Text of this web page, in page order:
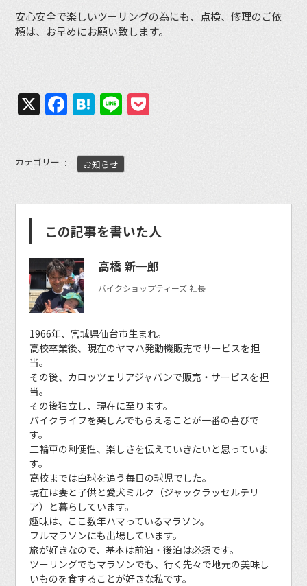
安心安全で楽しいツーリングの為にも、点検、修理のご依
頼は、お早めにお願い致します。
X Facebook
Hatena
Line
カテゴリー お知らせ
この記事を書いた人
高橋 新一郎
バイクショップティーズ 社長
1966年、宮城県仙台市生まれ。
高校卒業後、現在のヤマハ発動機販売でサービスを担
当。
その後、カロッツェリアジャパンで販売・サービスを担
当。
その後独立し、現在に至ります。
バイクライフを楽しんでもらえることが一番の喜びで
す。
二輪車の利便性、楽しさを伝えていきたいと思っていま
す。
高校までは白球を追う毎日の球児でした。
現在は妻と子供と愛犬ミルク（ジャックラッセルテリ
ア）と暮らしています。
趣味は、ここ数年ハマっているマラソン。
フルマラソンにも出場しています。
旅が好きなので、基本は前泊・後泊は必須です。
ツーリングでもマラソンでも、行く先々で地元の美味し
いものを食することが好きな私です。